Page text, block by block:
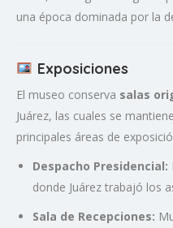
una época dominada por la
Exposiciones
El museo conserva salas
Juárez, las cuales se
principales áreas de
Despacho Presidencial:
donde Juárez trabajó los
Sala de Recepciones: